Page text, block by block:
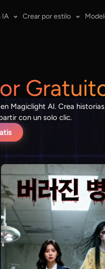
IA Crear por estilo
Magiclight AI. Crea
con un solo clic.